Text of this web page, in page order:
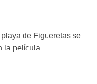
de Figueretas se
la película